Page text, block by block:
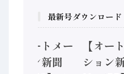
最新号ダウンロード
【オートメー
ション新聞
【オート
ション新